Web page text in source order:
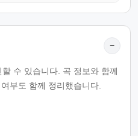
−
수 있습니다. 곡 정보와 함께
부도 함께 정리했습니다.